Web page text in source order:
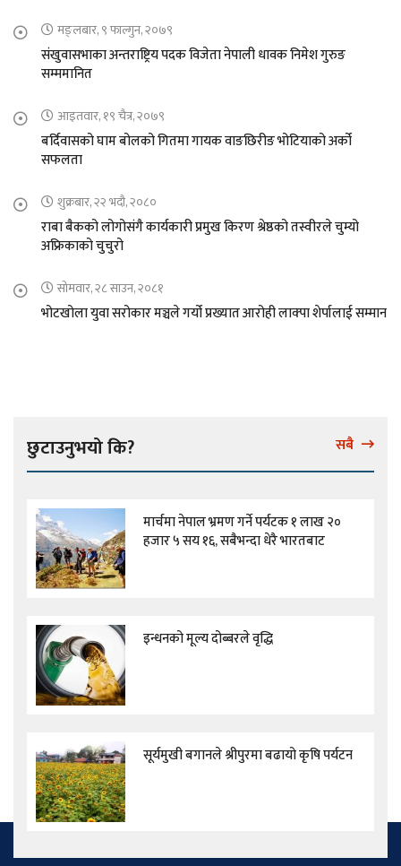
मङ्लबार, ९ फाल्गुन, २०७९
संखुवासभाका अन्तराष्ट्रिय पदक विजेता नेपाली धावक निमेश गुरुङ
सम्ममानित
आइतवार, १९ चैत्र, २०७९
बर्दिवासको घाम बोलको गितमा गायक वाङछिरीङ भोटियाको अर्को
सफलता
शुक्रबार, २२ भदौ, २०८०
राबा बैकको लोगोसंगै कार्यकारी प्रमुख किरण श्रेष्ठको तस्वीरले चुम्यो
अफ्रिकाको चुचुरो
सोमवार, २८ साउन, २०८१
भोटखोला युवा सरोकार मञ्चले गर्यो प्रख्यात आरोही लाक्पा शेर्पालाई सम्मान
छुटाउनुभयो कि? सबै
मार्चमा नेपाल भ्रमण गर्ने पर्यटक १ लाख २०
हजार ५ सय १६, सबैभन्दा धेरै भारतबाट
इन्धनको मूल्य दोब्बरले वृद्धि
सूर्यमुखी बगानले श्रीपुरमा बढायो कृषि पर्यटन